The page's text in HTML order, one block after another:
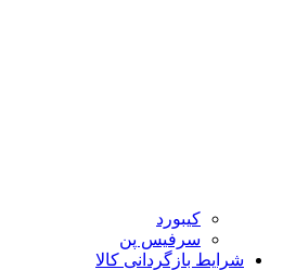
کیبورد
سرفیس پن
شرایط بازگردانی کالا